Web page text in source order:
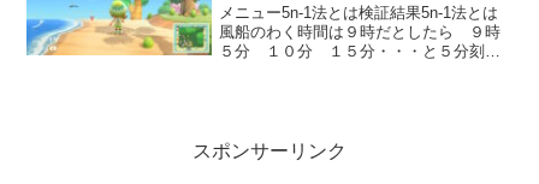
メニュー5n-1法とは検証結果5n-1法とは
風船のわく時間は９時だとしたら ９時
５分 １０分 １５分・・・と５分刻み
スポンサーリンク